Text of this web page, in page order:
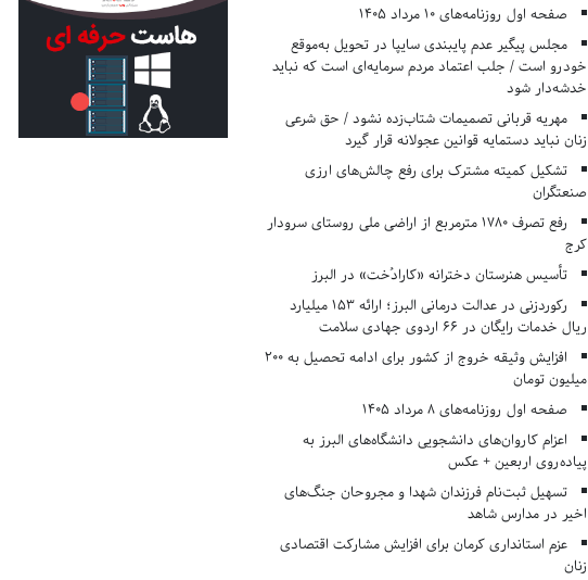
صفحه اول روزنامه‌های 10 مرداد 1405
مجلس پیگیر عدم پایبندی سایپا در تحویل به‌موقع
خودرو است / جلب اعتماد مردم سرمایه‌ای است که نباید
خدشه‌دار شود
مهریه قربانی تصمیمات شتاب‌زده نشود / حق شرعی
زنان نباید دستمایه قوانین عجولانه قرار گیرد
تشکیل کمیته مشترک برای رفع چالش‌های ارزی
صنعتگران
رفع تصرف ۱۷۸۰ مترمربع از اراضی ملی روستای سرودار
کرج
تأسیس هنرستان دخترانه «کارادُخت» در البرز
رکوردزنی در عدالت درمانی البرز؛ ارائه ۱۵۳ میلیارد
ریال خدمات رایگان در ۶۶ اردوی جهادی سلامت
افزایش وثیقه خروج از کشور برای ادامه تحصیل به ۲۰۰
میلیون تومان
صفحه اول روزنامه‌های 8 مرداد 1405
اعزام کاروان‌های دانشجویی دانشگاه‌های البرز به
پیاده‌روی اربعین + عکس
تسهیل ثبت‌نام فرزندان شهدا و مجروحان جنگ‌های
اخیر در مدارس شاهد
عزم استانداری کرمان برای افزایش مشارکت اقتصادی
زنان